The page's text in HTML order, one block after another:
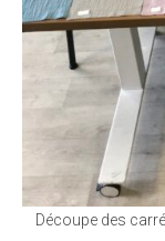
Découpe des